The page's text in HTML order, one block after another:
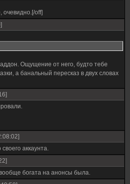
очевидно.[/off]
Ощущение от него, будто тебе
а банальный пересказ в двух словах
аккаунта.
богата на анонсы была.